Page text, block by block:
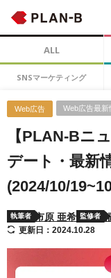
ALL
SNSマーケティング
Web広告 Web広告最新
【PLAN-Bニ
デート・最新
(2024/10/
執筆者 市原 亜希 監修者
更新日：2024.10.28